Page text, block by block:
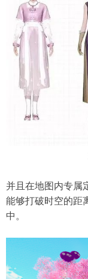
并且在地图内专属
能够打破时空的距
中。